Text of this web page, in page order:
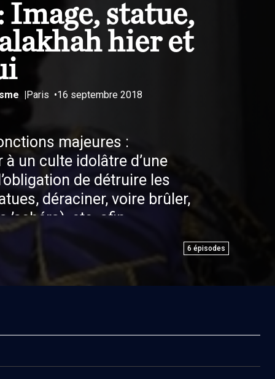
statue,
hier et
Paris 16 septembre 2018
majeures :
à un culte idolâtre d’une
de détruire les
déraciner, voire brûler,
’achéra), etc. afin
d’en désacraliser les objets
disparaître. Or à l’époque
tentent d’empêcher les
désacraliser une idole.
outre, la littérature
6 épisodes